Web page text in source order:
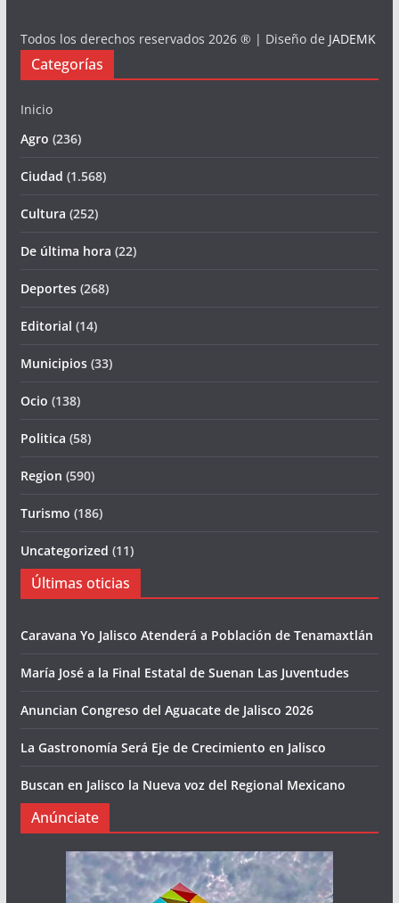
Todos los derechos reservados 2026 ® | Diseño de JADEMK
Categorías
Inicio
Agro (236)
Ciudad (1.568)
Cultura (252)
De última hora (22)
Deportes(268)
Editorial (14)
Municipios(33)
Ocio (138)
Politica (58)
Region (590)
Turismo (186)
Uncategorized (11)
Últimas oticias
Caravana Yo Jalisco Atenderá a Población de Tenamaxtlán
María José a la Final Estatal de Suenan Las Juventudes
Anuncian Congreso del Aguacate de Jalisco 2026
La Gastronomía Será Eje de Crecimiento en Jalisco
Buscan en Jalisco la Nueva voz del Regional Mexicano
Anúnciate